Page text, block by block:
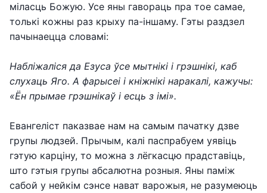
міласць Божую. Усе яны гавораць пра тое самае,
толькі кожны раз крыху па-іншаму. Гэты раздзел
пачынаецца словамі:
Набліжаліся да Езуса ўсе мытнікі і грэшнікі, каб
слухаць Яго. А фарысеі і кніжнікі наракалі, кажучы:
«Ён прымае грэшнікаў і есць з імі».
Евангеліст паказвае нам на самым пачатку дзве
групы людзей. Прычым, калі паспрабуем уявіць
гэтую карціну, то можна з лёгкасцю прадставіць,
што гэтыя групы абсалютна розныя. Яны паміж
сабой у нейкім сэнсе нават варожыя, не разумеюць